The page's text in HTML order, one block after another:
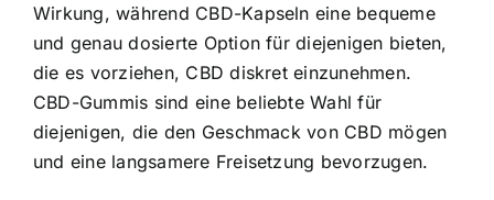
Wirkung, während CBD-Kapseln eine bequeme
und genau dosierte Option für diejenigen bieten,
die es vorziehen, CBD diskret einzunehmen.
CBD-Gummis sind eine beliebte Wahl für
diejenigen, die den Geschmack von CBD mögen
und eine langsamere Freisetzung bevorzugen.